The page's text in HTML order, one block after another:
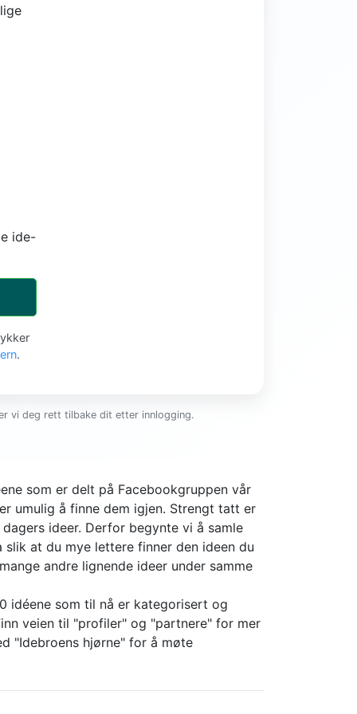
ide-
.
vi deg rett tilbake dit etter innlogging.
som er delt på Facebookgruppen vår
umulig å finne dem igjen. Strengt tatt er
ideer. Derfor begynte vi å samle
at du mye lettere finner den ideen du
andre lignende ideer under samme
idéene som til nå er kategorisert og
veien til "profiler" og "partnere" for mer
"Idebroens hjørne" for å møte